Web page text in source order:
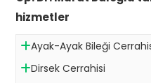
hizmetler
Ayak-Ayak Bileği
Dirsek Cerrahisi